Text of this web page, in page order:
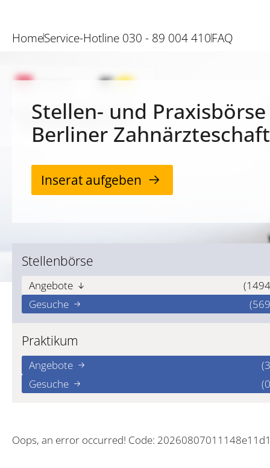
HomeService-Hotline 030 - 89 004 410FAQ
Stellen- und
Berliner Zahnärzteschaft
Inserat aufgeben
Stellenbörse
Angebote
Gesuche
Praktikum
Angebote
Gesuche
Oops, an error occurred! Code: